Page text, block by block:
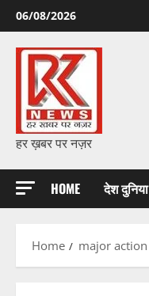
Skip
to
content
06/08/2026
हर ख़बर पर नज़र
HOME देश दुनिया
Home major action